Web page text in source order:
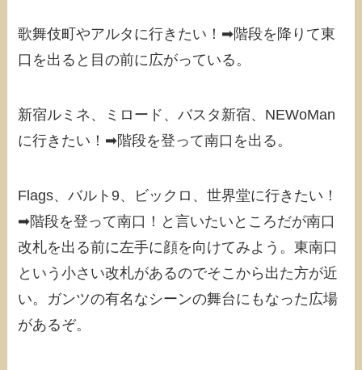
歌舞伎町やアルタに行きたい！➡︎階段を降りて東
口を出ると目の前に広がっている。
新宿ルミネ、ミロード、バスタ新宿、NEWoMan
に行きたい！➡︎階段を登って南口を出る。
Flags、バルト9、ビックロ、世界堂に行きたい！
➡︎階段を登って南口！と言いたいところだが南口
改札を出る前に左手に顔を向けてみよう。東南口
という小さい改札があるのでそこから出た方が近
い。ガンツの有名なシーンの舞台にもなった広場
があるぞ。